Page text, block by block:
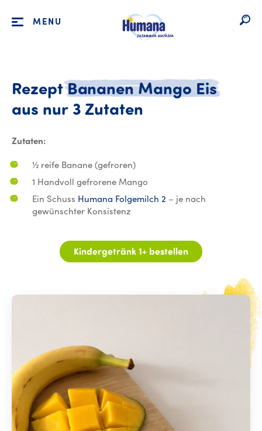
MENU
Rezept Bananen Mango Eis
aus nur 3 Zutaten
Zutaten:
½ reife Banane (gefroren)
1 Handvoll gefrorene Mango
Ein Schuss Humana Folgemilch 2 – je nach
gewünschter Konsistenz
Kindergetränk 1+ bestellen